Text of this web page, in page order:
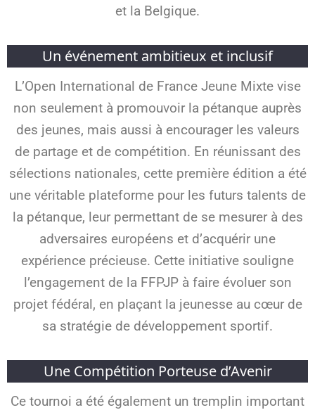
et la Belgique.
Un événement ambitieux et inclusif
L’Open International de France Jeune Mixte vise
non seulement à promouvoir la pétanque auprès
des jeunes, mais aussi à encourager les valeurs
de partage et de compétition. En réunissant des
sélections nationales, cette première édition a été
une véritable plateforme pour les futurs talents de
la pétanque, leur permettant de se mesurer à des
adversaires européens et d’acquérir une
expérience précieuse. Cette initiative souligne
l’engagement de la FFPJP à faire évoluer son
projet fédéral, en plaçant la jeunesse au cœur de
sa stratégie de développement sportif.
Une Compétition Porteuse d’Avenir
Ce tournoi a été également un tremplin important